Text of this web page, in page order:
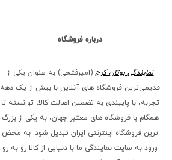
درباره فروشگاه
نمایندگی بوتان کرج(امیرفتحی) به عنوان یکی از
قدیمی‌ترین فروشگاه های آنلاین با بیش از یک دهه
تجربه، با پایبندی به تضمین اصالت کالا، توانسته تا
همگام با فروشگاه‌ های معتبر جهان، به یکی از بزرگ‌
ترین فروشگاه اینترنتی ایران تبدیل شود. به محض
ورود به سایت نمایندگی ما با دنیایی از کالا رو به رو